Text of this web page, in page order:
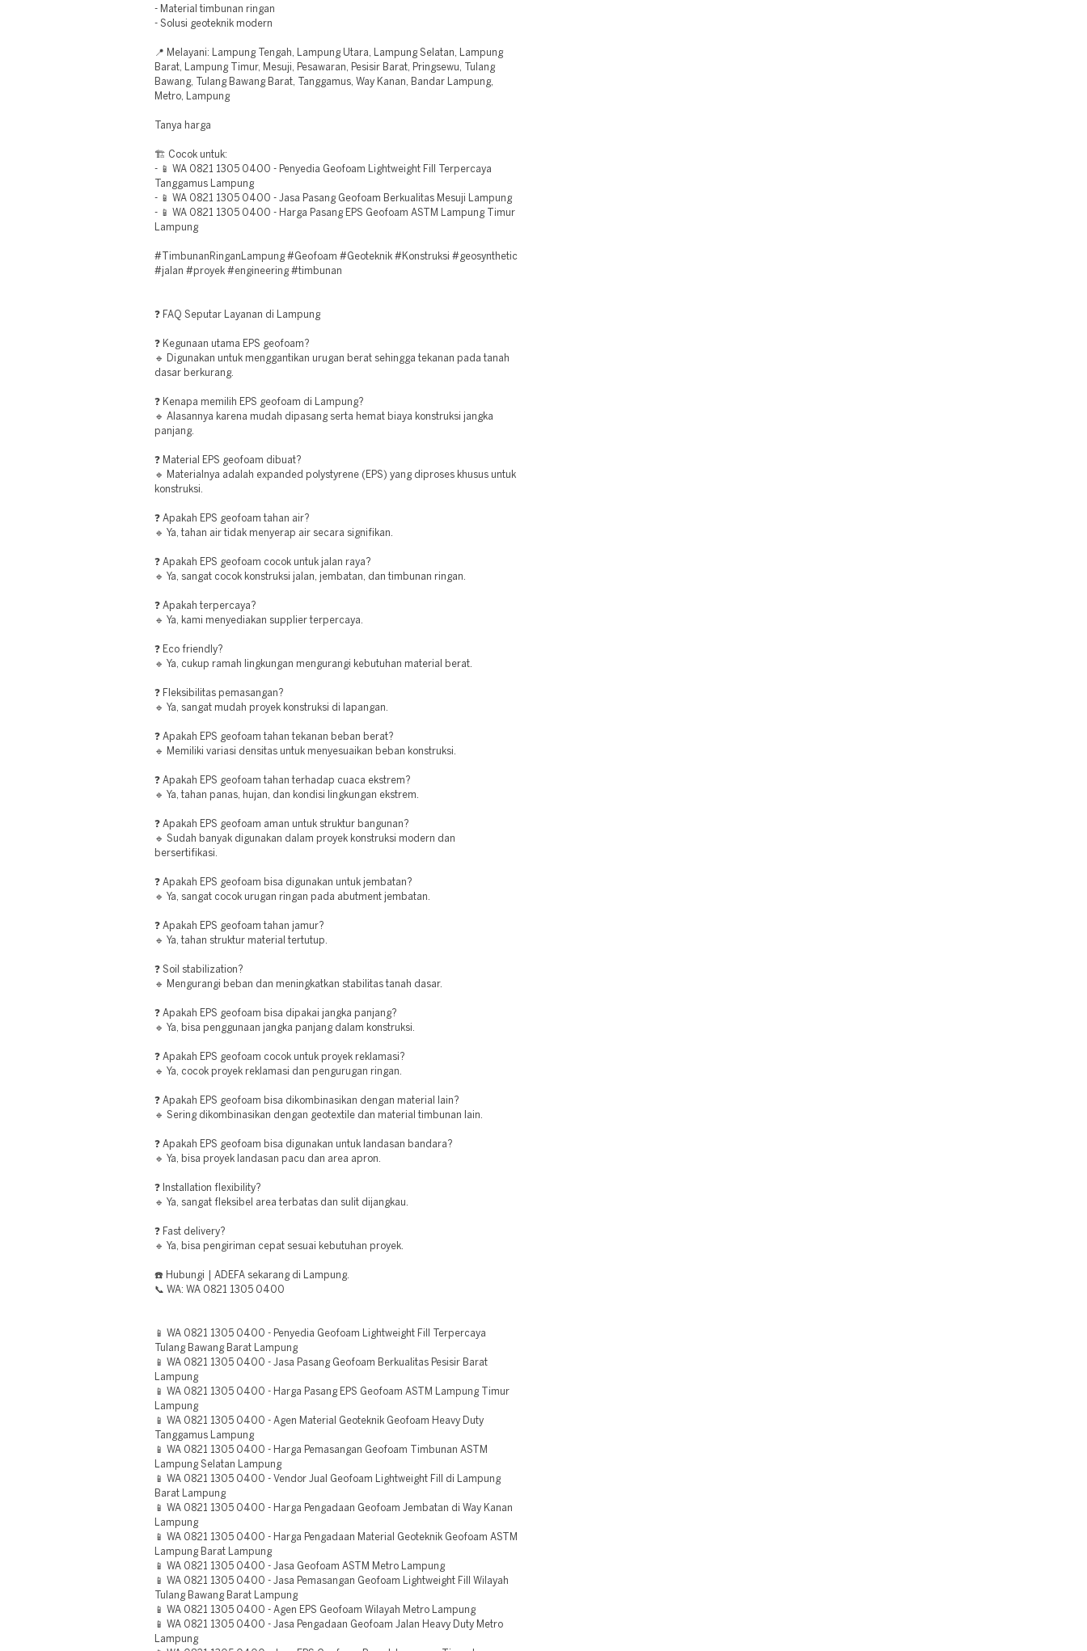
- Material timbunan ringan
- Solusi geoteknik modern
📍 Melayani: Lampung Tengah, Lampung Utara, Lampung Selatan, Lampung
Barat, Lampung Timur, Mesuji, Pesawaran, Pesisir Barat, Pringsewu, Tulang
Bawang, Tulang Bawang Barat, Tanggamus, Way Kanan, Bandar Lampung,
Metro, Lampung
Tanya harga
🏗️ Cocok untuk:
- 📱 WA 0821 1305 0400 - Penyedia Geofoam Lightweight Fill Terpercaya
Tanggamus Lampung
- 📱 WA 0821 1305 0400 - Jasa Pasang Geofoam Berkualitas Mesuji Lampung
- 📱 WA 0821 1305 0400 - Harga Pasang EPS Geofoam ASTM Lampung Timur
Lampung
#TimbunanRinganLampung #Geofoam #Geoteknik #Konstruksi #geosynthetic
#jalan #proyek #engineering #timbunan
❓ FAQ Seputar Layanan di Lampung
❓ Kegunaan utama EPS geofoam?
🔹 Digunakan untuk menggantikan urugan berat sehingga tekanan pada tanah
dasar berkurang.
❓ Kenapa memilih EPS geofoam di Lampung?
🔹 Alasannya karena mudah dipasang serta hemat biaya konstruksi jangka
panjang.
❓ Material EPS geofoam dibuat?
🔹 Materialnya adalah expanded polystyrene (EPS) yang diproses khusus untuk
konstruksi.
❓ Apakah EPS geofoam tahan air?
🔹 Ya, tahan air tidak menyerap air secara signifikan.
❓ Apakah EPS geofoam cocok untuk jalan raya?
🔹 Ya, sangat cocok konstruksi jalan, jembatan, dan timbunan ringan.
❓ Apakah terpercaya?
🔹 Ya, kami menyediakan supplier terpercaya.
❓ Eco friendly?
🔹 Ya, cukup ramah lingkungan mengurangi kebutuhan material berat.
❓ Fleksibilitas pemasangan?
🔹 Ya, sangat mudah proyek konstruksi di lapangan.
❓ Apakah EPS geofoam tahan tekanan beban berat?
🔹 Memiliki variasi densitas untuk menyesuaikan beban konstruksi.
❓ Apakah EPS geofoam tahan terhadap cuaca ekstrem?
🔹 Ya, tahan panas, hujan, dan kondisi lingkungan ekstrem.
❓ Apakah EPS geofoam aman untuk struktur bangunan?
🔹 Sudah banyak digunakan dalam proyek konstruksi modern dan
bersertifikasi.
❓ Apakah EPS geofoam bisa digunakan untuk jembatan?
🔹 Ya, sangat cocok urugan ringan pada abutment jembatan.
❓ Apakah EPS geofoam tahan jamur?
🔹 Ya, tahan struktur material tertutup.
❓ Soil stabilization?
🔹 Mengurangi beban dan meningkatkan stabilitas tanah dasar.
❓ Apakah EPS geofoam bisa dipakai jangka panjang?
🔹 Ya, bisa penggunaan jangka panjang dalam konstruksi.
❓ Apakah EPS geofoam cocok untuk proyek reklamasi?
🔹 Ya, cocok proyek reklamasi dan pengurugan ringan.
❓ Apakah EPS geofoam bisa dikombinasikan dengan material lain?
🔹 Sering dikombinasikan dengan geotextile dan material timbunan lain.
❓ Apakah EPS geofoam bisa digunakan untuk landasan bandara?
🔹 Ya, bisa proyek landasan pacu dan area apron.
❓ Installation flexibility?
🔹 Ya, sangat fleksibel area terbatas dan sulit dijangkau.
❓ Fast delivery?
🔹 Ya, bisa pengiriman cepat sesuai kebutuhan proyek.
☎️ Hubungi | ADEFA sekarang di Lampung.
📞 WA: WA 0821 1305 0400
📱 WA 0821 1305 0400 - Penyedia Geofoam Lightweight Fill Terpercaya
Tulang Bawang Barat Lampung
📱 WA 0821 1305 0400 - Jasa Pasang Geofoam Berkualitas Pesisir Barat
Lampung
📱 WA 0821 1305 0400 - Harga Pasang EPS Geofoam ASTM Lampung Timur
Lampung
📱 WA 0821 1305 0400 - Agen Material Geoteknik Geofoam Heavy Duty
Tanggamus Lampung
📱 WA 0821 1305 0400 - Harga Pemasangan Geofoam Timbunan ASTM
Lampung Selatan Lampung
📱 WA 0821 1305 0400 - Vendor Jual Geofoam Lightweight Fill di Lampung
Barat Lampung
📱 WA 0821 1305 0400 - Harga Pengadaan Geofoam Jembatan di Way Kanan
Lampung
📱 WA 0821 1305 0400 - Harga Pengadaan Material Geoteknik Geofoam ASTM
Lampung Barat Lampung
📱 WA 0821 1305 0400 - Jasa Geofoam ASTM Metro Lampung
📱 WA 0821 1305 0400 - Jasa Pemasangan Geofoam Lightweight Fill Wilayah
Tulang Bawang Barat Lampung
📱 WA 0821 1305 0400 - Agen EPS Geofoam Wilayah Metro Lampung
📱 WA 0821 1305 0400 - Jasa Pengadaan Geofoam Jalan Heavy Duty Metro
Lampung